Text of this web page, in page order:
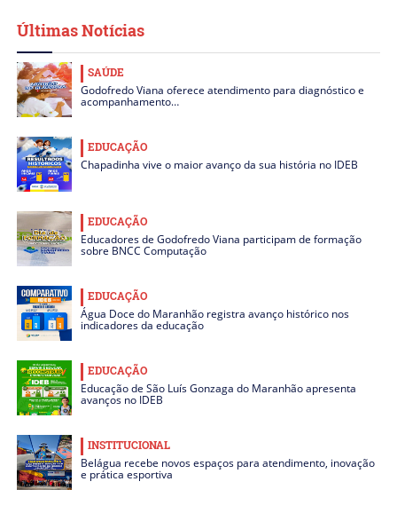
Últimas Notícias
SAÚDE
Godofredo Viana oferece atendimento para diagnóstico e
acompanhamento…
EDUCAÇÃO
Chapadinha vive o maior avanço da sua história no IDEB
EDUCAÇÃO
Educadores de Godofredo Viana participam de formação
sobre BNCC Computação
EDUCAÇÃO
Água Doce do Maranhão registra avanço histórico nos
indicadores da educação
EDUCAÇÃO
Educação de São Luís Gonzaga do Maranhão apresenta
avanços no IDEB
INSTITUCIONAL
Belágua recebe novos espaços para atendimento, inovação
e prática esportiva